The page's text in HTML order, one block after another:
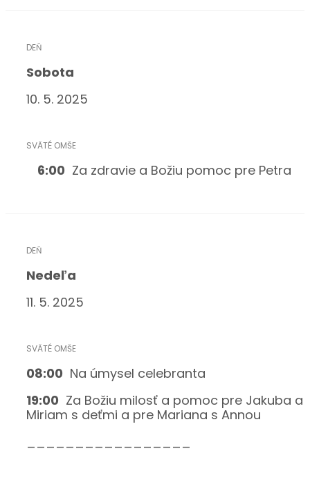
Sobota
10. 5. 2025
6:00 Za zdravie a Božiu pomoc pre Petra
Nedeľa
11. 5. 2025
08:00 Na úmysel celebranta
19:00 Za Božiu milosť a pomoc pre Jakuba a
Miriam s deťmi a pre Mariana s Annou